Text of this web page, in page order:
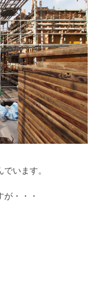
います。
・・・